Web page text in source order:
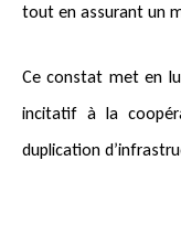
tout en assurant un
Ce constat met en
incitatif à la
duplication